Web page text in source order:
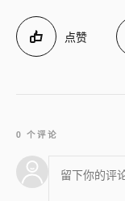
点赞
0 个评论